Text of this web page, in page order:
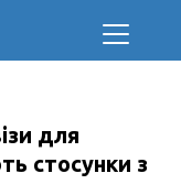
для
стосунки з